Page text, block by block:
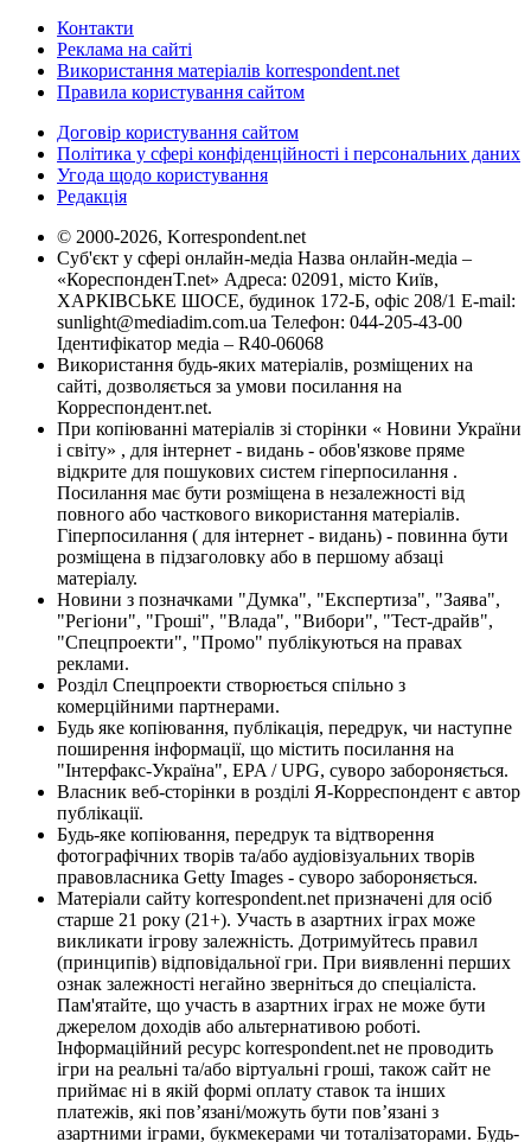
Контакти
Реклама на сайті
Використання матеріалів korrespondent.net
Правила користування сайтом
Договір користування сайтом
Політика у сфері конфіденційності і персональних даних
Угода щодо користування
Редакція
© 2000-2026, Korrespondent.net
Суб'єкт у сфері онлайн-медіа Назва онлайн-медіа –
«КореспонденТ.net» Адреса: 02091, місто Київ,
ХАРКІВСЬКЕ ШОСЕ, будинок 172-Б, офіс 208/1 E-mail:
sunlight@mediadim.com.ua Телефон: 044-205-43-00
Ідентифікатор медіа – R40-06068
Використання будь-яких матеріалів, розміщених на
сайті, дозволяється за умови посилання на
Корреспондент.net.
При копіюванні матеріалів зі сторінки « Новини України
і світу» , для інтернет - видань - обов'язкове пряме
відкрите для пошукових систем гіперпосилання .
Посилання має бути розміщена в незалежності від
повного або часткового використання матеріалів.
Гіперпосилання ( для інтернет - видань) - повинна бути
розміщена в підзаголовку або в першому абзаці
матеріалу.
Новини з позначками "Думка", "Експертиза", "Заява",
"Регіони", "Гроші", "Влада", "Вибори", "Тест-драйв",
"Спецпроекти", "Промо" публікуються на правах
реклами.
Розділ Спецпроекти створюється спільно з
комерційними партнерами.
Будь яке копіювання, публікація, передрук, чи наступне
поширення інформації, що містить посилання на
"Інтерфакс-Україна", EPA / UPG, суворо забороняється.
Власник веб-сторінки в розділі Я-Корреспондент є автор
публікації.
Будь-яке копіювання, передрук та відтворення
фотографічних творів та/або аудіовізуальних творів
правовласника Getty Images - суворо забороняється.
Матеріали сайту korrespondent.net призначені для осіб
старше 21 року (21+). Участь в азартних іграх може
викликати ігрову залежність. Дотримуйтесь правил
(принципів) відповідальної гри. При виявленні перших
ознак залежності негайно зверніться до спеціаліста.
Пам'ятайте, що участь в азартних іграх не може бути
джерелом доходів або альтернативою роботі.
Інформаційний ресурс korrespondent.net не проводить
ігри на реальні та/або віртуальні гроші, також сайт не
приймає ні в якій формі оплату ставок та інших
платежів, які пов’язані/можуть бути пов’язані з
азартними іграми, букмекерами чи тоталізаторами. Будь-